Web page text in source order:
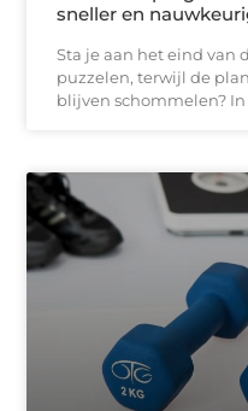
sneller en
Sta je aan het eind van
puzzelen, terwijl de
blijven schommelen?